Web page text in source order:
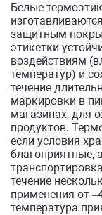
Белые
защитным
этикетки
воздействиям
температур) и
течение
маркировки в
магазинах, для
продуктов.
если условия
благоприятные,
течение
применения от
температура